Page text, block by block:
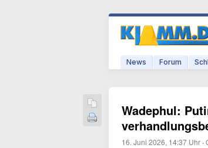
News Forum
Wadephul:
16. Juni 2026, 14:37 Uhr ·